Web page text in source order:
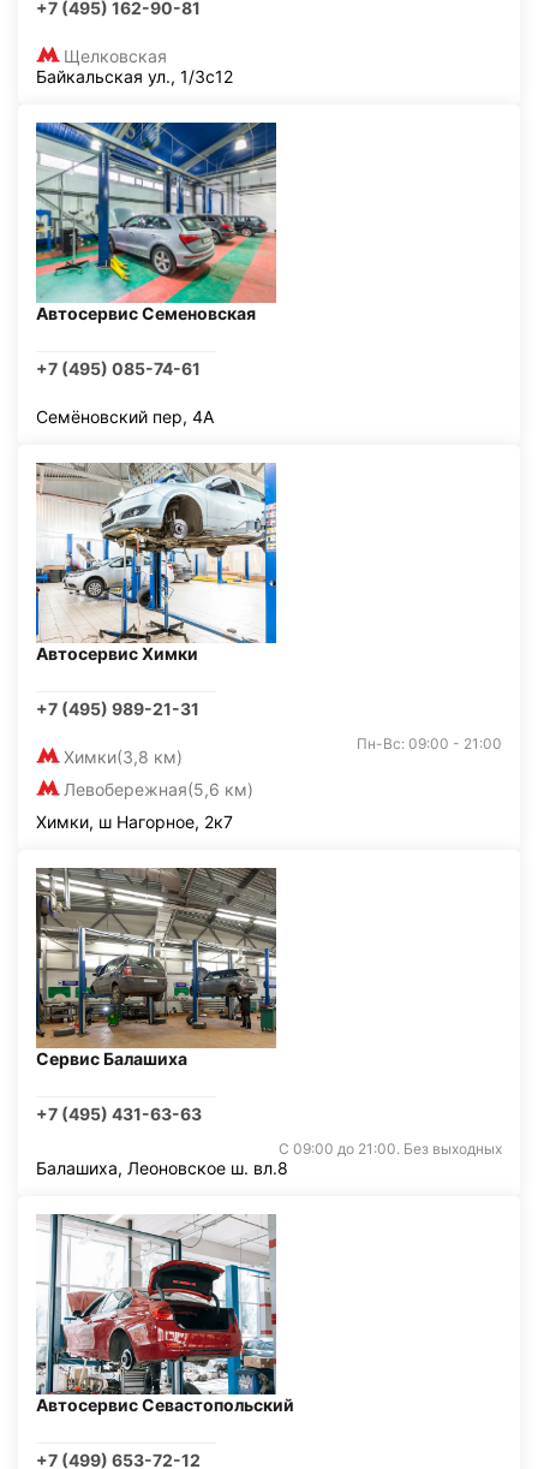
+7 (495) 162-90-81
Щелковская
Байкальская ул., 1/3с12
Автосервис Семеновская
+7 (495) 085-74-61
Семёновский пер, 4А
Автосервис Химки
+7 (495) 989-21-31
Химки(3,8 км)
Левобережная(5,6 км)
Пн-Вс: 09:00 - 21:00
Химки, ш Нагорное, 2к7
Сервис Балашиха
+7 (495) 431-63-63
С 09:00 до 21:00. Без выходных
Балашиха, Леоновское ш. вл.8
Автосервис Севастопольский
+7 (499) 653-72-12